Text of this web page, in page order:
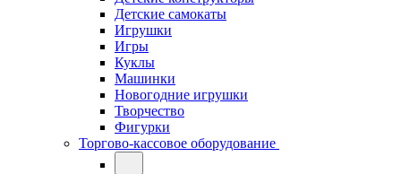
Детские самокаты
Игрушки
Игры
Куклы
Машинки
Новогодние игрушки
Творчество
Фигурки
Торгово-кассовое оборудование